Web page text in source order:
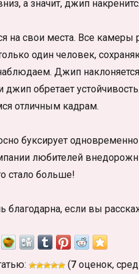
а значит, джип
на свои места. Все
один человек,
Джип
джип обретает
отличным кадрам.
буксирует
любителей
стало больше!
благодарна, если вы
(7 оценок,